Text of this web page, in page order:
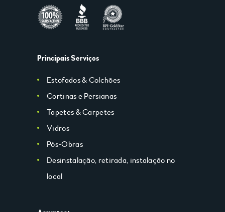
Principais Serviços
Estofados & Colchões
Cortinas e Persianas
Tapetes & Carpetes
Vidros
Pós-Obras
Desinstalação, retirada, instalação no
local